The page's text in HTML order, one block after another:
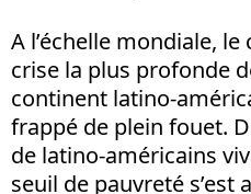
A l’échelle mondiale,
crise la plus profonde
continent latino-
frappé de plein fouet.
de latino-américains
seuil de pauvreté s’est